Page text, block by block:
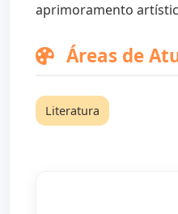
aprimoramento
Áreas de
Literatura